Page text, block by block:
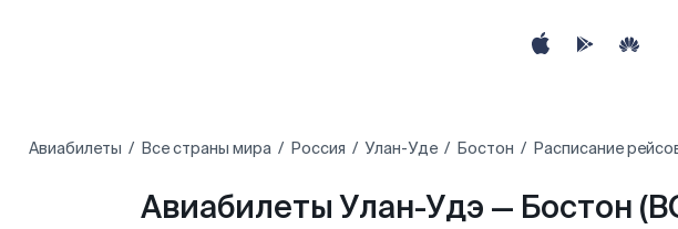
Авиабилеты Все страны мира Россия Улан-Уде Бостон Расписание
Авиабилеты Улан-Удэ — Бостон